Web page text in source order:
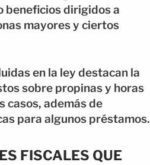
beneficios dirigidos a
mayores y ciertos
en la ley destacan la
sobre propinas y horas
casos, además de
para algunos préstamos.
FISCALES QUE